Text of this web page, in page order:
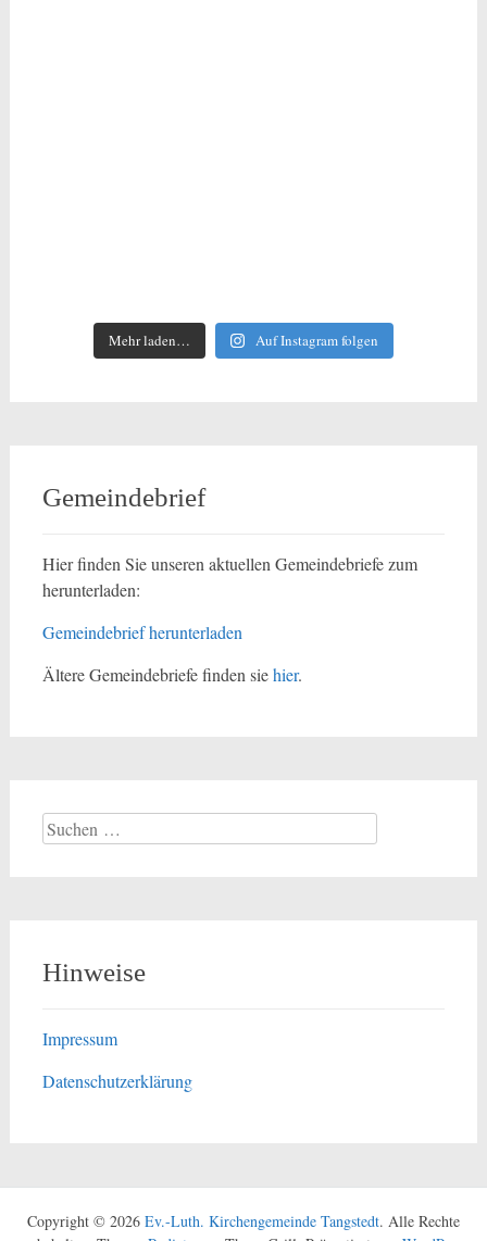
Mehr laden… Auf Instagram folgen
Gemeindebrief
Hier finden Sie unseren aktuellen Gemeindebriefe zum
herunterladen:
Gemeindebrief herunterladen
Ältere Gemeindebriefe finden siehier.
Suchen
nach:
Hinweise
Impressum
Datenschutzerklärung
Copyright © 2026 Ev.-Luth. Kirchengemeinde Tangstedt. Alle Rechte